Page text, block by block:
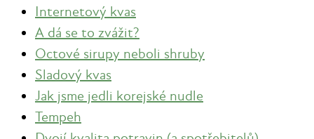
Internetový kvas
A dá se to zvážit?
Octové sirupy neboli shruby
Sladový kvas
Jak jsme jedli korejské nudle
Tempeh